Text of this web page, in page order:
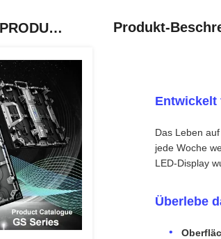
VERWANDTE PRODUKTE Produkt-
Entwickelt
Das Leben
jede Woche
LED-Display
Überlebe